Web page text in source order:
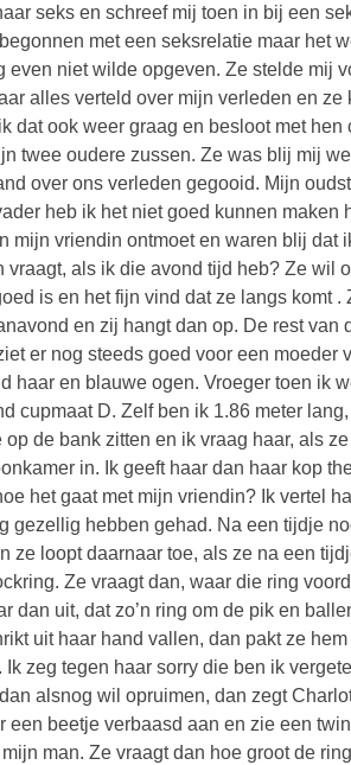
seks en schreef mij toen in bij een
met een seksrelatie maar het
niet wilde opgeven. Ze stelde mij
alles verteld over mijn verleden en
dat ook weer graag en besloot met hen
twee oudere zussen. Ze was blij mij
over ons verleden gegooid. Mijn
heb ik het niet goed kunnen maken
mijn vriendin ontmoet en waren blij dat
als ik die avond tijd heb? Ze wil
is en het fijn vind dat ze langs komt .
en zij hangt dan op. De rest van
er nog steeds goed voor een moeder
haar en blauwe ogen. Vroeger toen ik
cupmaat D. Zelf ben ik 1.86 meter
de bank zitten en ik vraag haar, als
in. Ik geeft haar dan haar kop
het gaat met mijn vriendin? Ik vertel
gezellig hebben gehad. Na een tijdje
ze loopt daarnaar toe, als ze na een
Ze vraagt dan, waar die ring
dan uit, dat zo’n ring om de pik en
uit haar hand vallen, dan pakt ze
zeg tegen haar sorry die ben ik
alsnog wil opruimen, dan zegt
beetje verbaasd aan en zie een
man. Ze vraagt dan hoe groot de